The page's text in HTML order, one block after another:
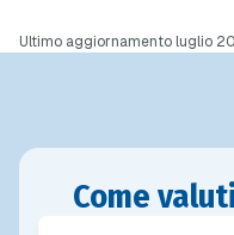
Ultimo aggiornamento luglio
Come